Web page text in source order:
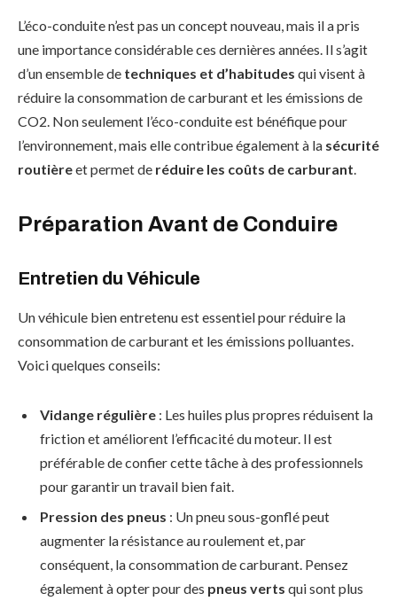
L’éco-conduite n’est pas un concept nouveau, mais il a pris
une importance considérable ces dernières années. Il s’agit
d’un ensemble de techniques et d’habitudes qui visent à
réduire la consommation de carburant et les émissions de
CO2. Non seulement l’éco-conduite est bénéfique pour
l’environnement, mais elle contribue également à la sécurité
routièreet permet de réduire les coûts de carburant.
Préparation Avant de Conduire
Entretien du Véhicule
Un véhicule bien entretenu est essentiel pour réduire la
consommation de carburant et les émissions polluantes.
Voici quelques conseils:
Vidange régulière : Les huiles plus propres réduisent la
friction et améliorent l’efficacité du moteur. Il est
préférable de confier cette tâche à des professionnels
pour garantir un travail bien fait.
Pression des pneus : Un pneu sous-gonflé peut
augmenter la résistance au roulement et, par
conséquent, la consommation de carburant. Pensez
également à opter pour des pneus verts qui sont plus